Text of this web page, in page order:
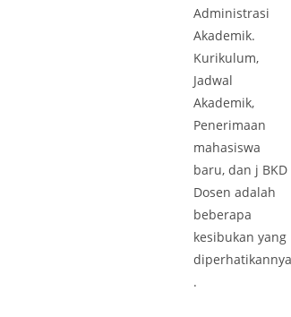
Administrasi
Akademik.
Kurikulum,
Jadwal
Akademik,
Penerimaan
mahasiswa
baru, dan j BKD
Dosen adalah
beberapa
kesibukan yang
diperhatikannya